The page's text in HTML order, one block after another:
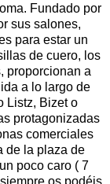
Fundado por
sus salones,
para estar un
de cuero, los
proporcionan a
a lo largo de
Listz, Bizet o
protagonizadas
comerciales
de la plaza de
poco caro ( 7
os podéis